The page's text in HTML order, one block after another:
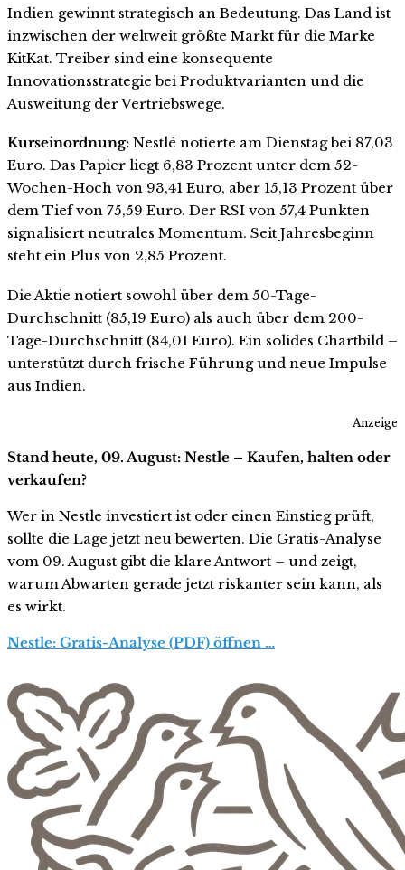
Indien gewinnt strategisch an Bedeutung. Das Land ist
inzwischen der weltweit größte Markt für die Marke
KitKat. Treiber sind eine konsequente
Innovationsstrategie bei Produktvarianten und die
Ausweitung der Vertriebswege.
Kurseinordnung: Nestlé notierte am Dienstag bei 87,03
Euro. Das Papier liegt 6,83 Prozent unter dem 52-
Wochen-Hoch von 93,41 Euro, aber 15,13 Prozent über
dem Tief von 75,59 Euro. Der RSI von 57,4 Punkten
signalisiert neutrales Momentum. Seit Jahresbeginn
steht ein Plus von 2,85 Prozent.
Die Aktie notiert sowohl über dem 50-Tage-
Durchschnitt (85,19 Euro) als auch über dem 200-
Tage-Durchschnitt (84,01 Euro). Ein solides Chartbild –
unterstützt durch frische Führung und neue Impulse
aus Indien.
Anzeige
Stand heute, 09. August: Nestle – Kaufen, halten oder
verkaufen?
Wer in Nestle investiert ist oder einen Einstieg prüft,
sollte die Lage jetzt neu bewerten. Die Gratis-Analyse
vom 09. August gibt die klare Antwort – und zeigt,
warum Abwarten gerade jetzt riskanter sein kann, als
es wirkt.
Nestle: Gratis-Analyse (PDF) öffnen …